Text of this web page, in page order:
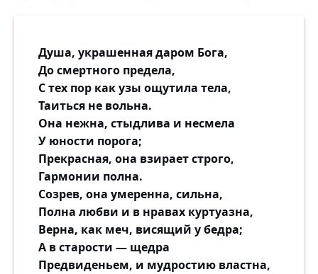
Душа, украшенная даром Бога,
До смертного предела,
С тех пор как узы ощутила тела,
Таиться не вольна.
Она нежна, стыдлива и несмела
У юности порога;
Прекрасная, она взирает строго,
Гармонии полна.
Созрев, она умеренна, сильна,
Полна любви и в нравах куртуазна,
Верна, как меч, висящий у бедра;
А в старости — щедра
Предвиденьем, и мудростию властна,